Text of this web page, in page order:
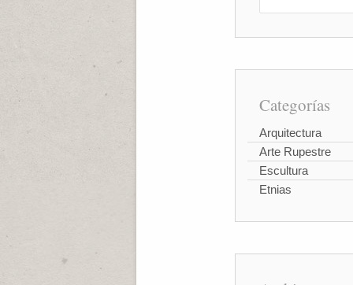
Categorías
Arquitectura
Arte Rupestre
Escultura
Etnias